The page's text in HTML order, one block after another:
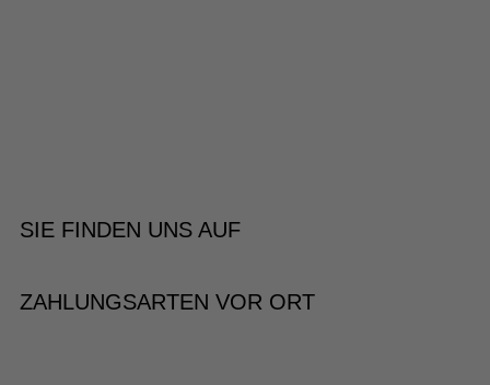
SIE FINDEN UNS AUF
ZAHLUNGSARTEN VOR ORT